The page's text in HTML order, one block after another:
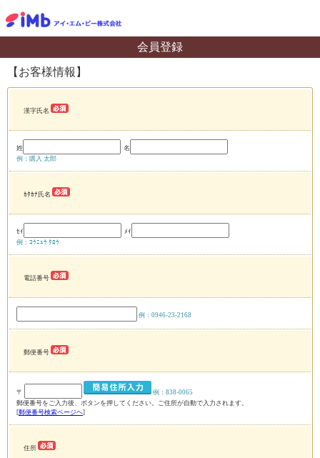
会員登録
【お客様情報】
漢字氏名
姓
名
例：購入 太郎
ｶﾀｶﾅ氏名
ｾｲ
ﾒｲ
例：ｺｳﾆｭｳ ﾀﾛｳ
電話番号
例：0946-23-2168
郵便番号
〒
例：838-0065
郵便番号をご入力後、ボタンを押してください。ご住所が自動で入力されます。
[郵便番号検索ページヘ]
住所